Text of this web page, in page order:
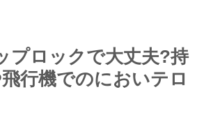
プロックで大丈夫?持
行機でのにおいテロ